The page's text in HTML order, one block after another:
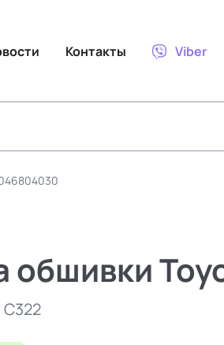
Контакты Viber
обшивки
C322